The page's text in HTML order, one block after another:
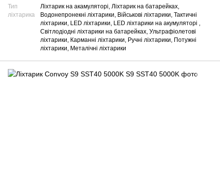
Тип
ліхтарика
Ліхтарик на акамуляторі, Ліхтарик на батарейках,
Водонепронекні ліхтарики, Військові ліхтарики, Тактичні
ліхтарики, LED ліхтарики, LED ліхтарики на акумуляторі ,
Світлодіодні ліхтарики на батарейках, Ультрафіолетові
ліхтарики, Карманні ліхтарики, Ручні ліхтарики, Потужні
ліхтарики, Металічні ліхтарики